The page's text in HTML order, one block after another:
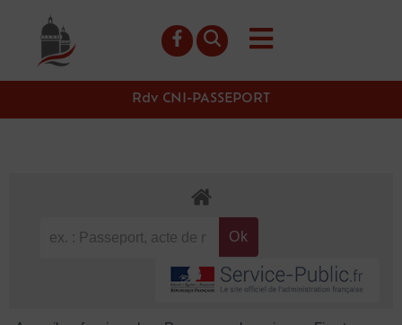
principal
Rdv CNI-PASSEPORT